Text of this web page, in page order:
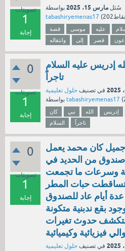
تصويتات
1
إجابة
سُئل مارس 15، 2025
بواسطة
tabashiryemenas17 (
قصة موسى عليه
وانتقاله
إلى قصر
0
تصويتات
1
إجابة
إدريس عليه السلام
تاجراً
في تصنيف حلول تعليمية
tabashiryemenas17 (
كان نبي الله إدريس
السلام
تاجراً
0
تصويتات
1
إجابة
كان محمد يعمل
من الحديد في
وسرعات ما تجمعت
حبات المطر
أيام عاد للصندوق
بقع ندبنية متكونة
حدوث تغيرات
فيزيائية وكيميائية
في تصنيف حلول تعليمية